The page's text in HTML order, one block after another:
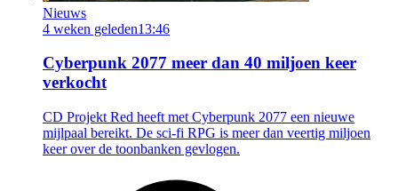
Nieuws
4 weken geleden13:46
Cyberpunk 2077 meer dan 40 miljoen keer
verkocht
CD Projekt Red heeft met Cyberpunk 2077 een nieuwe
mijlpaal bereikt. De sci-fi RPG is meer dan veertig miljoen
keer over de toonbanken gevlogen.